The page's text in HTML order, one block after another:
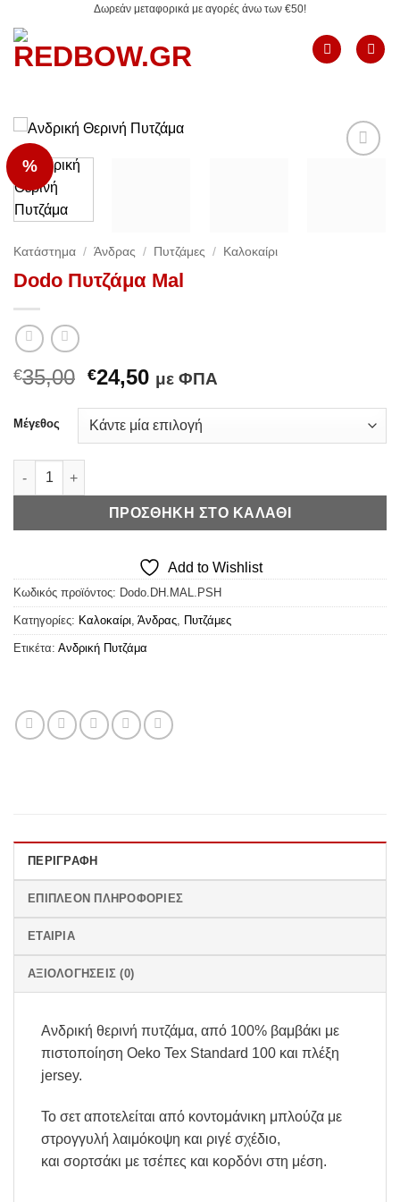
στο
περιεχόμενο
Δωρεάν μεταφορικά με αγορές άνω των €50!
%
Κατάστημα / Άνδρας / Πυτζάμες / Καλοκαίρι
Dodo Πυτζάμα Mal
€35,00 Original
was:
€35,00.
€24,50Η
τιμή
είναι:
με ΦΠΑ
Μέγεθος
Dodo Πυτζάμα Mal ποσότητα
ΠΡΟΣΘΉΚΗ ΣΤΟ ΚΑΛΆΘΙ
Add to Wishlist
Κωδικός προϊόντος: Dodo.DH.MAL.PSH
Κατηγορίες: Καλοκαίρι, Άνδρας, Πυτζάμες
Ετικέτα: Ανδρική Πυτζάμα
ΠΕΡΙΓΡΑΦΉ
ΕΠΙΠΛΈΟΝ ΠΛΗΡΟΦΟΡΊΕΣ
ΕΤΑΙΡΊΑ
ΑΞΙΟΛΟΓΉΣΕΙΣ (0)
Ανδρική θερινή πυτζάμα, από 100% βαμβάκι με
πιστοποίηση Oeko Tex Standard 100 και πλέξη
jersey.
Το σετ αποτελείται από κοντομάνικη μπλούζα με
στρογγυλή λαιμόκοψη και ριγέ σχέδιο,
και σορτσάκι με τσέπες και κορδόνι στη μέση.